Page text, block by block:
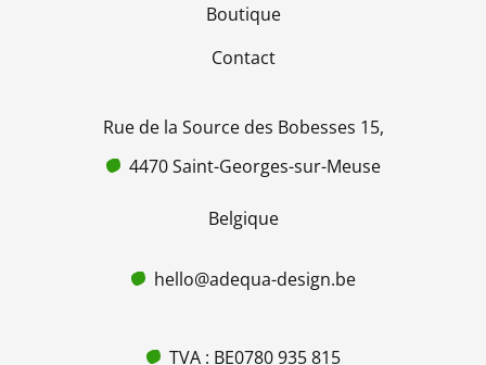
Boutique
Contact
Rue de la Source des Bobesses 15,
4470 Saint-Georges-sur-Meuse
Belgique
hello@adequa-design.be
TVA : BE0780 935 815